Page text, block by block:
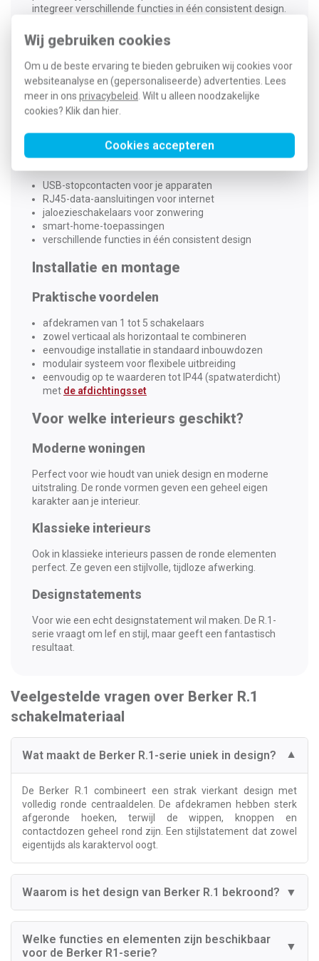
Wij gebruiken cookies
Om u de beste ervaring te bieden gebruiken wij cookies voor
websiteanalyse en (gepersonaliseerde) advertenties. Lees
meer in ons privacybeleid . Wilt u alleen noodzakelijke
cookies? Klik dan hier
Cookies accepteren
integreer verschillende functies in één consistent design.
Functionaliteiten van Berker R1
Standaard functies
lichtschakelaars met ronde wippen
moderne dimmers voor sfeerverlichting
bewegingsmelders voor automatische verlichting
Geavanceerde mogelijkheden
USB-stopcontacten voor je apparaten
RJ45-data-aansluitingen voor internet
jaloezieschakelaars voor zonwering
smart-home-toepassingen
verschillende functies in één consistent design
Installatie en montage
Praktische voordelen
afdekramen van 1 tot 5 schakelaars
zowel verticaal als horizontaal te combineren
eenvoudige installatie in standaard inbouwdozen
modulair systeem voor flexibele uitbreiding
eenvoudig op te waarderen tot IP44 (spatwaterdicht)
met de afdichtingsset
Voor welke interieurs geschikt?
Moderne woningen
Perfect voor wie houdt van uniek design en moderne
uitstraling. De ronde vormen geven een geheel eigen
karakter aan je interieur.
Klassieke interieurs
Ook in klassieke interieurs passen de ronde elementen
perfect. Ze geven een stijlvolle, tijdloze afwerking.
Designstatements
Voor wie een echt designstatement wil maken. De R.1-
serie vraagt om lef en stijl, maar geeft een fantastisch
resultaat.
Veelgestelde vragen over Berker R.1
schakelmateriaal
Wat maakt de Berker R.1-serie uniek in design? ▼
De Berker R.1 combineert een strak vierkant design met
volledig ronde centraaldelen. De afdekramen hebben sterk
afgeronde hoeken, terwijl de wippen, knoppen en
contactdozen geheel rond zijn. Een stijlstatement dat zowel
eigentijds als karaktervol oogt.
Waarom is het design van Berker R.1 bekroond? ▼
Welke functies en elementen zijn beschikbaar
voor de Berker R1-serie?
▼